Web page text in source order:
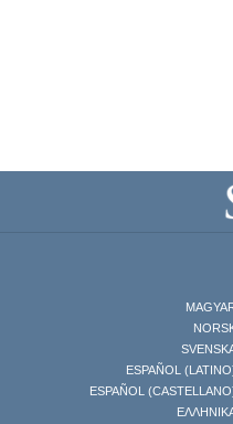
ESPAÑOL
ESPAÑOL